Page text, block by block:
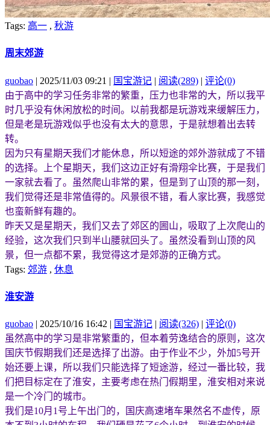
Tags: 高一 , 秋游
周末郊游
guobao | 2025/11/03 09:21 | 国宝游记 | 阅读(289) | 评论(0)
由于高中的学习任务非常的繁重，压力也非常的大，所以我平
时几乎没有休闲放松的时间。以前我都是玩游戏来缓解压力，
但是老是玩游戏似乎也没有太大的意思，于是就想着出去转
转。
因为只有星期天我们才能休息，所以短途的郊外游就成了不错
的选择。上个星期天，我们这边正好有滑翔伞比赛，于是我们
一家就去看了。虽然爬山非常的累，但是到了山顶的那一刻，
我们觉得还是非常值得的。风景很不错，看人家比赛，我感觉
也蛮新鲜有趣的。
昨天又是星期天，我们又去了郊区的圌山，吸取了上次爬山的
经验，这次我们只到半山腰就回头了。虽然没看到山顶的风
景，但一点都不累，我觉得这才是郊游的正确方式。
Tags: 郊游 , 休息
淮安游
guobao | 2025/10/16 16:42 | 国宝游记 | 阅读(326) | 评论(0)
虽然高中的学习是非常繁重的，但本着劳逸结合的原则，这次
国庆节假期我们还是选择了出游。由于作业不少，外加5号开
始还要上课，所以我们只能选择了短途游，经过一番比较，我
们把目标定在了淮安，主要考虑在热门假期里，淮安相对来说
是一个冷门的城市。
我们是10月1号上午出门的，国庆高速堵车果然名不虚传，原